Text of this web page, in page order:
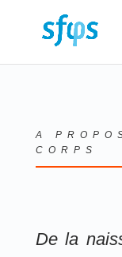
A
CORPS
De la